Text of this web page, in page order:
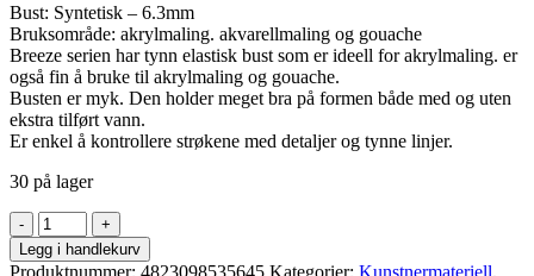
Bust: Syntetisk – 6.3mm
Bruksområde: akrylmaling. akvarellmaling og gouache
Breeze serien har tynn elastisk bust som er ideell for akrylmaling. er
også fin å bruke til akrylmaling og gouache.
Busten er myk. Den holder meget bra på formen både med og uten
ekstra tilført vann.
Er enkel å kontrollere strøkene med detaljer og tynne linjer.
30 på lager
Rosa
-
Breeze
Legg i handlekurv
Produktnummer: 4823098535645 Kategorier: Kunstnermateriell,